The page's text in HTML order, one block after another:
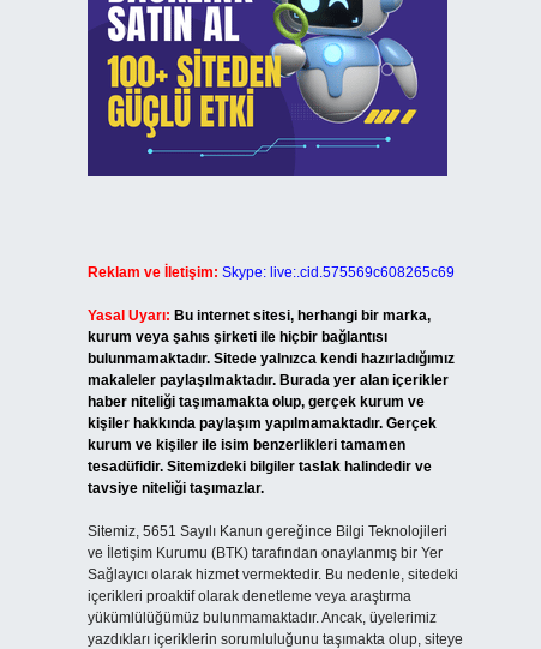
Reklam ve İletişim: Skype: live:.cid.575569c608265c69
Yasal Uyarı: Bu internet sitesi, herhangi bir marka,
kurum veya şahıs şirketi ile hiçbir bağlantısı
bulunmamaktadır. Sitede yalnızca kendi hazırladığımız
makaleler paylaşılmaktadır. Burada yer alan içerikler
haber niteliği taşımamakta olup, gerçek kurum ve
kişiler hakkında paylaşım yapılmamaktadır. Gerçek
kurum ve kişiler ile isim benzerlikleri tamamen
tesadüfidir. Sitemizdeki bilgiler taslak halindedir ve
tavsiye niteliği taşımazlar.
Sitemiz, 5651 Sayılı Kanun gereğince Bilgi Teknolojileri
ve İletişim Kurumu (BTK) tarafından onaylanmış bir Yer
Sağlayıcı olarak hizmet vermektedir. Bu nedenle, sitedeki
içerikleri proaktif olarak denetleme veya araştırma
yükümlülüğümüz bulunmamaktadır. Ancak, üyelerimiz
yazdıkları içeriklerin sorumluluğunu taşımakta olup, siteye